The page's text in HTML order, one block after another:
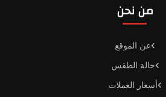
من نحن
عن الموقع
حالة الطقس
أسعار العملات